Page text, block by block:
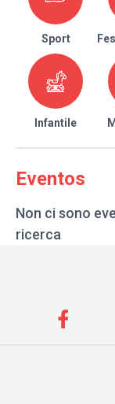
Sport
Infantile
Eventos
Non ci sono
ricerca